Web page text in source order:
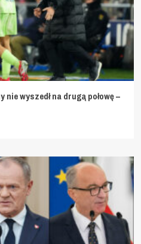
wyszedł na drugą połowę –